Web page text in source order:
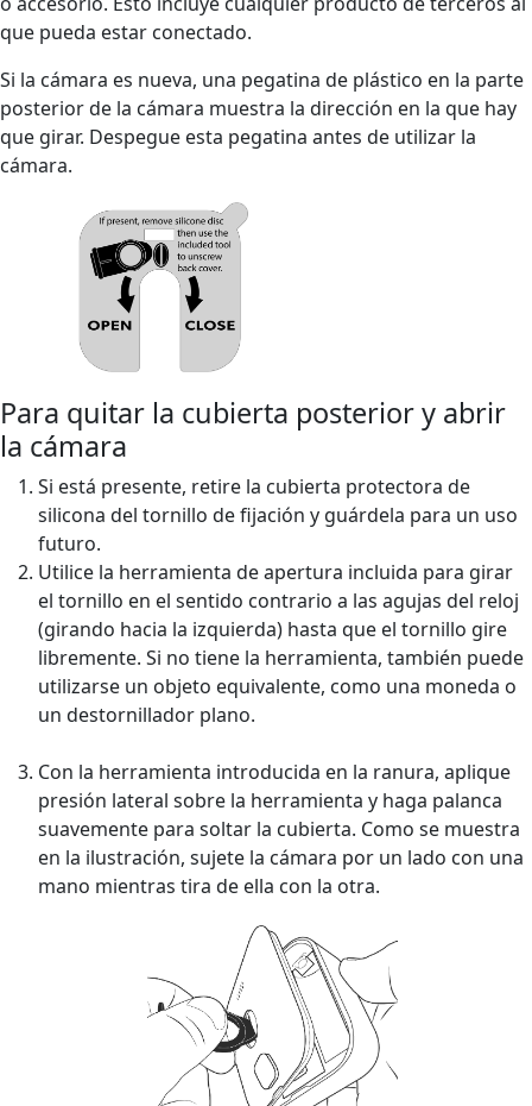
que pueda estar conectado.
Si la cámara es nueva, una pegatina de plástico en la parte
posterior de la cámara muestra la dirección en la que hay
que girar. Despegue esta pegatina antes de utilizar la
cámara.
Para quitar la cubierta posterior y abrir
la cámara
Si está presente, retire la cubierta protectora de
silicona del tornillo de fijación y guárdela para un uso
futuro.
Utilice la herramienta de apertura incluida para girar
el tornillo en el sentido contrario a las agujas del reloj
(girando hacia la izquierda) hasta que el tornillo gire
libremente. Si no tiene la herramienta, también puede
utilizarse un objeto equivalente, como una moneda o
un destornillador plano.
Con la herramienta introducida en la ranura, aplique
presión lateral sobre la herramienta y haga palanca
suavemente para soltar la cubierta. Como se muestra
en la ilustración, sujete la cámara por un lado con una
mano mientras tira de ella con la otra.